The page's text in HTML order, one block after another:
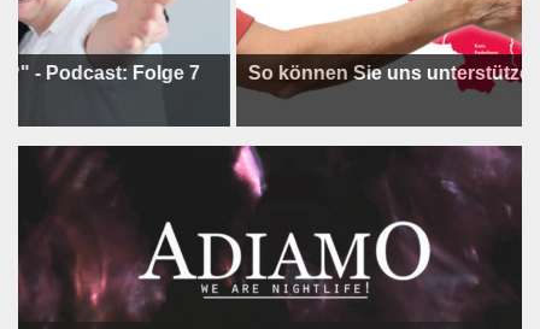
Folge 7 So können Sie uns unterstützen !